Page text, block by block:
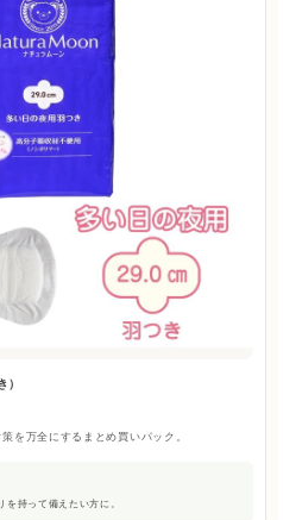
）
を万全にするまとめ買いパック。
を持って備えたい方に。